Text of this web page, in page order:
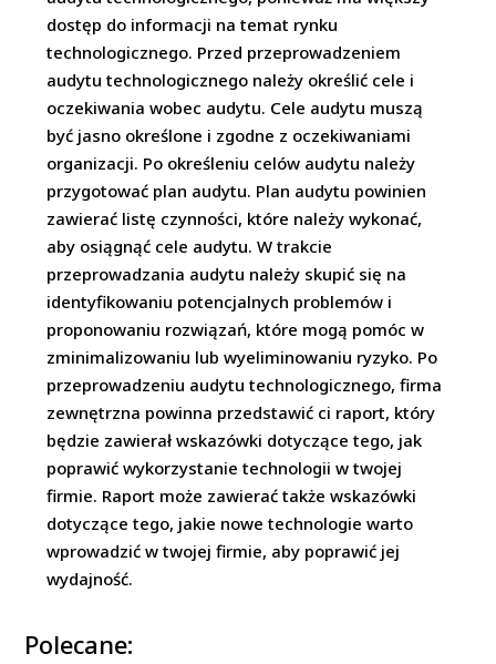
dostęp do informacji na temat rynku
technologicznego. Przed przeprowadzeniem
audytu technologicznego należy określić cele i
oczekiwania wobec audytu. Cele audytu muszą
być jasno określone i zgodne z oczekiwaniami
organizacji. Po określeniu celów audytu należy
przygotować plan audytu. Plan audytu powinien
zawierać listę czynności, które należy wykonać,
aby osiągnąć cele audytu. W trakcie
przeprowadzania audytu należy skupić się na
identyfikowaniu potencjalnych problemów i
proponowaniu rozwiązań, które mogą pomóc w
zminimalizowaniu lub wyeliminowaniu ryzyko. Po
przeprowadzeniu audytu technologicznego, firma
zewnętrzna powinna przedstawić ci raport, który
będzie zawierał wskazówki dotyczące tego, jak
poprawić wykorzystanie technologii w twojej
firmie. Raport może zawierać także wskazówki
dotyczące tego, jakie nowe technologie warto
wprowadzić w twojej firmie, aby poprawić jej
wydajność.
Polecane: